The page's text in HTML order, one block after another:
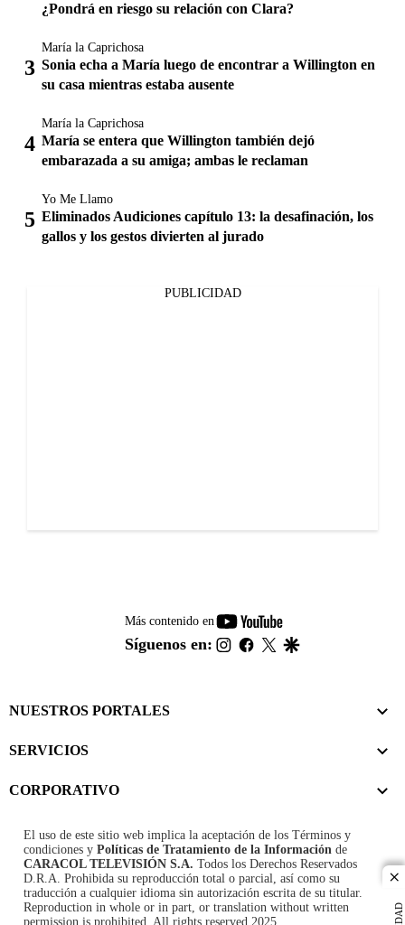
¿Pondrá en riesgo su relación con Clara?
María la Caprichosa
Sonia echa a María luego de encontrar a Willington en
su casa mientras estaba ausente
María la Caprichosa
María se entera que Willington también dejó
embarazada a su amiga; ambas le reclaman
Yo Me Llamo
Eliminados Audiciones capítulo 13: la desafinación, los
gallos y los gestos divierten al jurado
PUBLICIDAD
Más contenido en
youtube-
footer
Síguenos en: instagram
facebook
twitter
NUESTROS PORTALES
SERVICIOS
CORPORATIVO
El uso de este sitio web implica la aceptación de los Términos y
condiciones y Políticas de Tratamiento de la Información de
CARACOL TELEVISIÓN S.A. Todos los Derechos Reservados
D.R.A. Prohibida su reproducción total o parcial, así como su
traducción a cualquier idioma sin autorización escrita de su titular.
Reproduction in whole or in part, or translation without written
permission is prohibited. All rights reserved 2025.